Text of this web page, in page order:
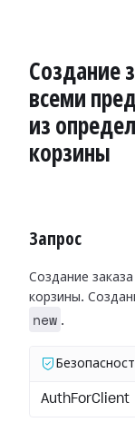
Создание
всеми
из
корзины
Запрос
Создание
корзины.
new .
AuthForClient